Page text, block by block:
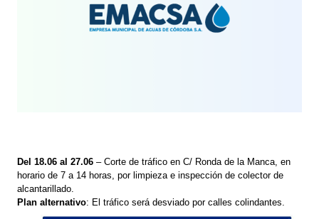
Del 18.06 al 27.06– Corte de tráfico en C/ Ronda de la Manca, en
horario de 7 a 14 horas, por limpieza e inspección de colector de
alcantarillado.
Plan alternativo: El tráfico será desviado por calles colindantes.